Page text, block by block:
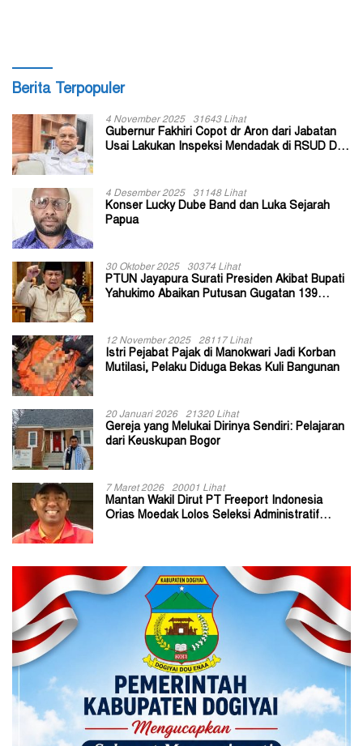
Berita Terpopuler
4 November 2025 31643 Lihat
Gubernur Fakhiri Copot dr Aron dari Jabatan
Usai Lakukan Inspeksi Mendadak di RSUD Dok
4 Desember 2025 31148 Lihat
Konser Lucky Dube Band dan Luka Sejarah
Papua
30 Oktober 2025 30374 Lihat
PTUN Jayapura Surati Presiden Akibat Bupati
Yahukimo Abaikan Putusan Gugatan 139
12 November 2025 28117 Lihat
Istri Pejabat Pajak di Manokwari Jadi Korban
Mutilasi, Pelaku Diduga Bekas Kuli Bangunan
20 Januari 2026 21320 Lihat
Gereja yang Melukai Dirinya Sendiri: Pelajaran
dari Keuskupan Bogor
7 Maret 2026 20001 Lihat
Mantan Wakil Dirut PT Freeport Indonesia
Orias Moedak Lolos Seleksi Administratif